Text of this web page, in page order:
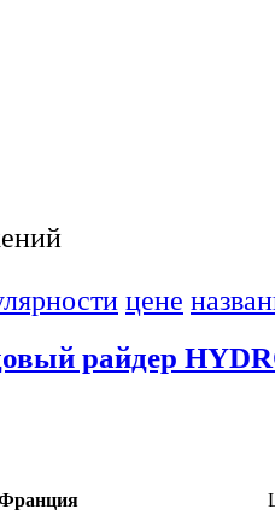
цене
райдер